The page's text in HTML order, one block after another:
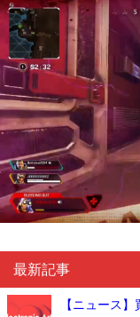
最新記事
【ニュース